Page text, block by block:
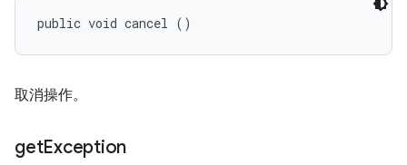
public void cancel ()
取消操作。
getException